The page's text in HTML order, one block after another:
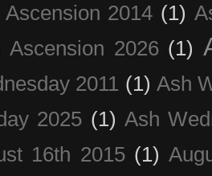
Ascension 2014 (1)
Ascension 2026 (1)
2011 (1) Ash
2025 (1) Ash
16th 2015 (1)